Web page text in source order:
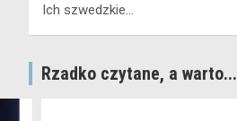
Ich szwedzkie…
Rzadko czytane, a warto...